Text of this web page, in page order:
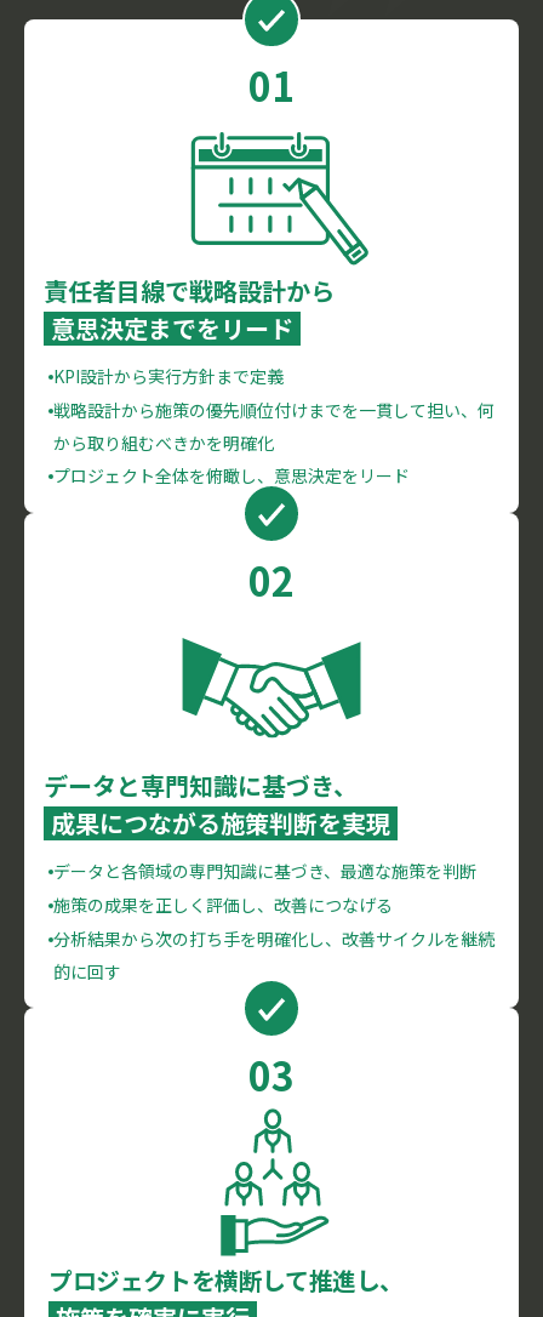
01
責任者目線で戦略設計から
意思決定までをリード
KPI設計から実行方針まで定義
戦略設計から施策の優先順位付けまでを一貫して担い、何
から取り組むべきかを明確化
プロジェクト全体を俯瞰し、意思決定をリード
02
データと専門知識に基づき、
成果につながる施策判断を実現
データと各領域の専門知識に基づき、最適な施策を判断
施策の成果を正しく評価し、改善につなげる
分析結果から次の打ち手を明確化し、改善サイクルを継続
的に回す
03
プロジェクトを横断して推進し、